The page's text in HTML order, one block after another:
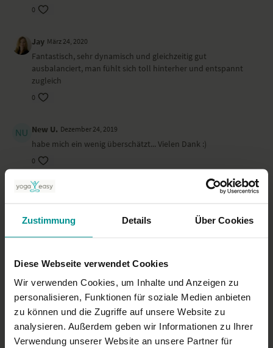
Zustimmung Details Über Cookies
Diese Webseite verwendet Cookies
Wir verwenden Cookies, um Inhalte und Anzeigen zu
personalisieren, Funktionen für soziale Medien anbieten
zu können und die Zugriffe auf unsere Website zu
analysieren. Außerdem geben wir Informationen zu Ihrer
Verwendung unserer Website an unsere Partner für
0
Jay März 24, 2020
Fantastisch, sehr dynamisch und gleichzeitig gut
ausbalanciert, man fühlt sich toll hinterher und entspannt
zugleich
0
New U. Dezember 24, 2019
habe mich ein wenig überschätzt... Vielen Dank :)
0
Lena V.
0
Great Teacher! I like him and also a lesson in english!
Namasté!
0
Mehr laden